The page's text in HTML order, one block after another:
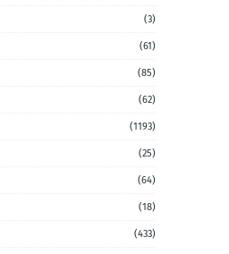
(3)
(61)
(85)
(62)
(1193)
(25)
(64)
(18)
(433)